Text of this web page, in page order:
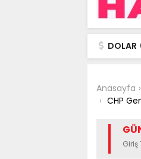
DOLAR
Anasayfa
CHP